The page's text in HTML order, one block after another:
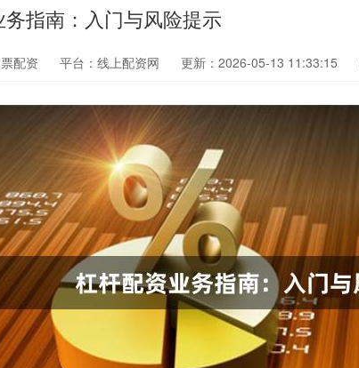
指南：入门与风险提示
配资 平台：线上配资网 更新：2026-05-13 11:33:15